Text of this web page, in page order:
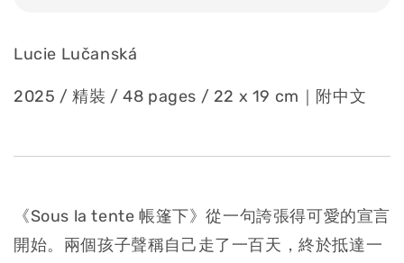
Lucie Lučanská
2025 / 精裝 / 48 pages / 22 x 19 cm｜附中文
《Sous la tente 帳篷下》從一句誇張得可愛的宣言
開始。兩個孩子聲稱自己走了一百天，終於抵達一